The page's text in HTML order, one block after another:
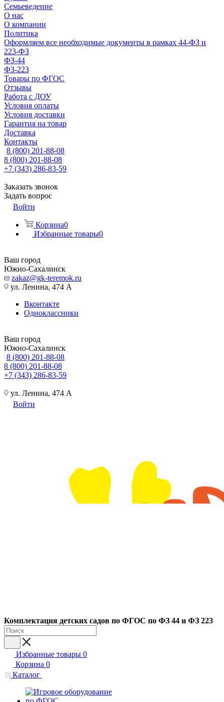
Семьеведение
О нас
О компании
Политика
Оформляем все необходимые документы в рамках 44-ФЗ и
223-ФЗ
ФЗ-44
ФЗ-223
Товары по ФГОС
Отзывы
Работа с ДОУ
Условия оплаты
Условия доставки
Гарантия на товар
Доставка
Контакты
8 (800) 201-88-08
8 (800) 201-88-08
+7 (343) 286-83-59
Заказать звонок
Задать вопрос
Войти
Корзина0
Избранные товары0
Ваш город
Южно-Сахалинск
zakaz@gk-teremok.ru
ул. Ленина, 474 А
Вконтакте
Одноклассники
Ваш город
Южно-Сахалинск
8 (800) 201-88-08
8 (800) 201-88-08
+7 (343) 286-83-59
ул. Ленина, 474 А
Войти
Комплектация детских садов по ФГОC по ФЗ 44 и ФЗ 223
Избранные товары 0
Корзина 0
Каталог